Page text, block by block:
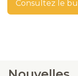
Consultez le